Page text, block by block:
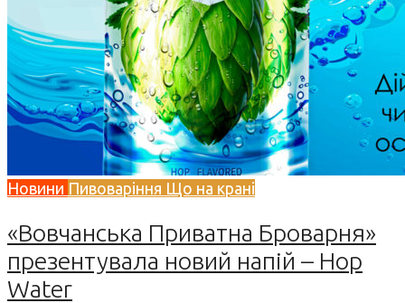
Новини Пивоваріння Що на крані
«Вовчанська Приватна Броварня»
презентувала новий напій – Hop
Water